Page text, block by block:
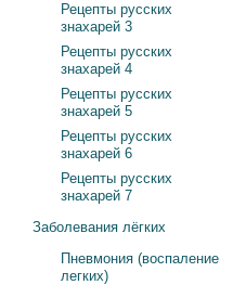
Рецепты русских
знахарей 3
Рецепты русских
знахарей 4
Рецепты русских
знахарей 5
Рецепты русских
знахарей 6
Рецепты русских
знахарей 7
Заболевания лёгких
Пневмония (воспаление
легких)